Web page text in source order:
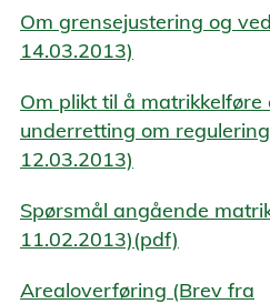
Om grensejustering og
14.03.2013)
Om plikt til å matrikkelføre
underretting om
12.03.2013)
Spørsmål angående
11.02.2013)(pdf)
Arealoverføring (Brev fra